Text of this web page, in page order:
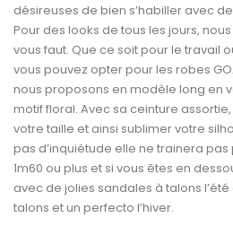
désireuses de bien s’habiller avec
Pour des looks de tous les jours,
vous faut. Que ce soit pour le travail
vous pouvez opter pour les robes
nous proposons en modèle long en
motif floral. Avec sa ceinture
votre taille et ainsi sublimer votre
pas d’inquiétude elle ne trainera
1m60 ou plus et si vous êtes en
avec de jolies sandales à talons
talons et un perfecto l’hiver.